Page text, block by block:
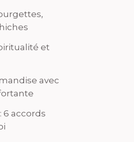
et
avec
6 accords